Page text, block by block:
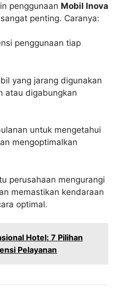
penggunaan Mobil Inova
sangat penting. Caranya:
penggunaan tiap
yang jarang digunakan
atau digabungkan
untuk mengetahui
mengoptimalkan
perusahaan mengurangi
memastikan kendaraan
optimal.
Hotel: 7 Pilihan
Pelayanan